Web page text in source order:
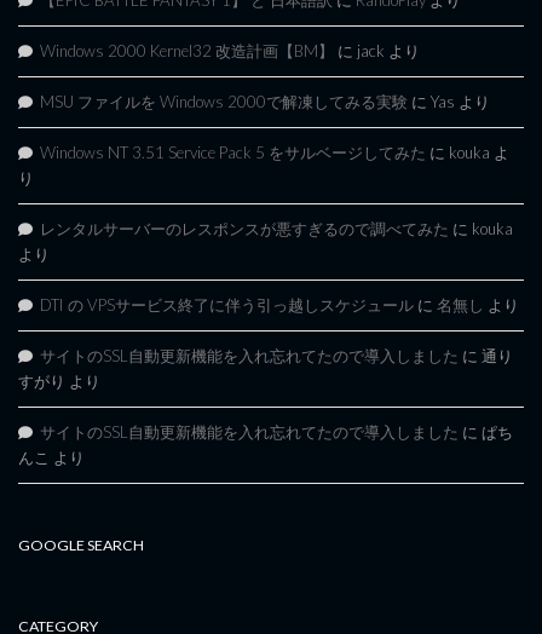
Windows 2000 Kernel32 改造計画【BM】 に jack より
MSU ファイルを Windows 2000で解凍してみる実験 に Yas より
Windows NT 3.51 Service Pack 5 をサルベージしてみた に kouka よ
り
レンタルサーバーのレスポンスが悪すぎるので調べてみた に kouka
より
DTI の VPSサービス終了に伴う引っ越しスケジュール に 名無し より
サイトのSSL自動更新機能を入れ忘れてたので導入しました に 通り
すがり より
サイトのSSL自動更新機能を入れ忘れてたので導入しました に ぱち
んこ より
GOOGLE SEARCH
CATEGORY